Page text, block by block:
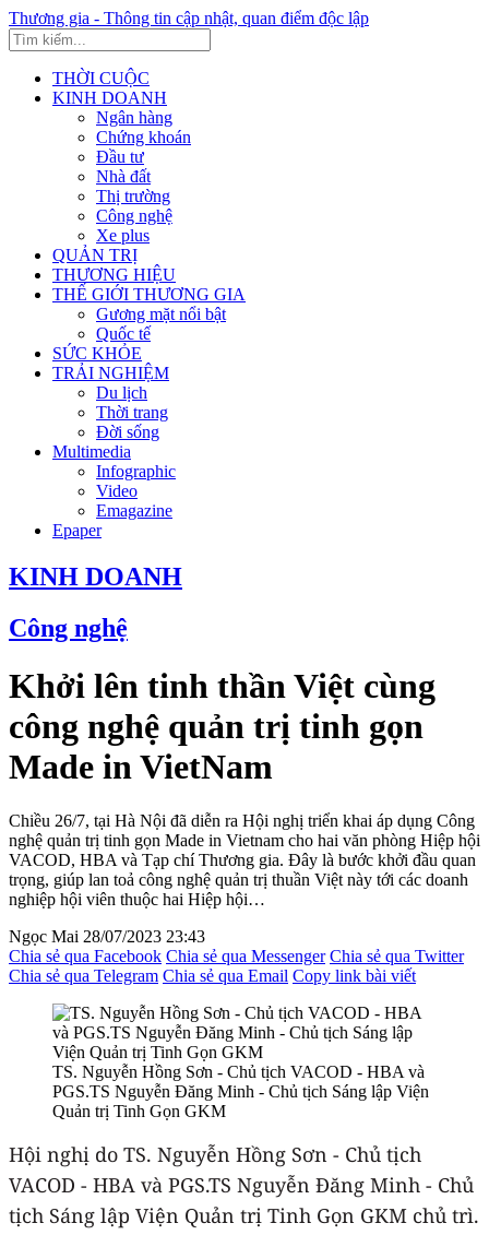
Thương gia - Thông tin cập nhật, quan điểm độc lập
THỜI CUỘC
KINH DOANH
Ngân hàng
Chứng khoán
Đầu tư
Nhà đất
Thị trường
Công nghệ
Xe plus
QUẢN TRỊ
THƯƠNG HIỆU
THẾ GIỚI THƯƠNG GIA
Gương mặt nổi bật
Quốc tế
SỨC KHỎE
TRẢI NGHIỆM
Du lịch
Thời trang
Đời sống
Multimedia
Infographic
Video
Emagazine
Epaper
KINH DOANH
Công nghệ
Khởi lên tinh thần Việt cùng
công nghệ quản trị tinh gọn
Made in VietNam
Chiều 26/7, tại Hà Nội đã diễn ra Hội nghị triển khai áp dụng Công
nghệ quản trị tinh gọn Made in Vietnam cho hai văn phòng Hiệp hội
VACOD, HBA và Tạp chí Thương gia. Đây là bước khởi đầu quan
trọng, giúp lan toả công nghệ quản trị thuần Việt này tới các doanh
nghiệp hội viên thuộc hai Hiệp hội…
Ngọc Mai 28/07/2023 23:43
Chia sẻ qua Facebook Chia sẻ qua Messenger Chia sẻ qua Twitter
Chia sẻ qua Telegram Chia sẻ qua Email Copy link bài viết
TS. Nguyễn Hồng Sơn - Chủ tịch VACOD - HBA và
PGS.TS Nguyễn Đăng Minh - Chủ tịch Sáng lập Viện
Quản trị Tinh Gọn GKM
Hội nghị do TS. Nguyễn Hồng Sơn - Chủ tịch
VACOD - HBA và PGS.TS Nguyễn Đăng Minh - Chủ
tịch Sáng lập Viện Quản trị Tinh Gọn GKM chủ trì.